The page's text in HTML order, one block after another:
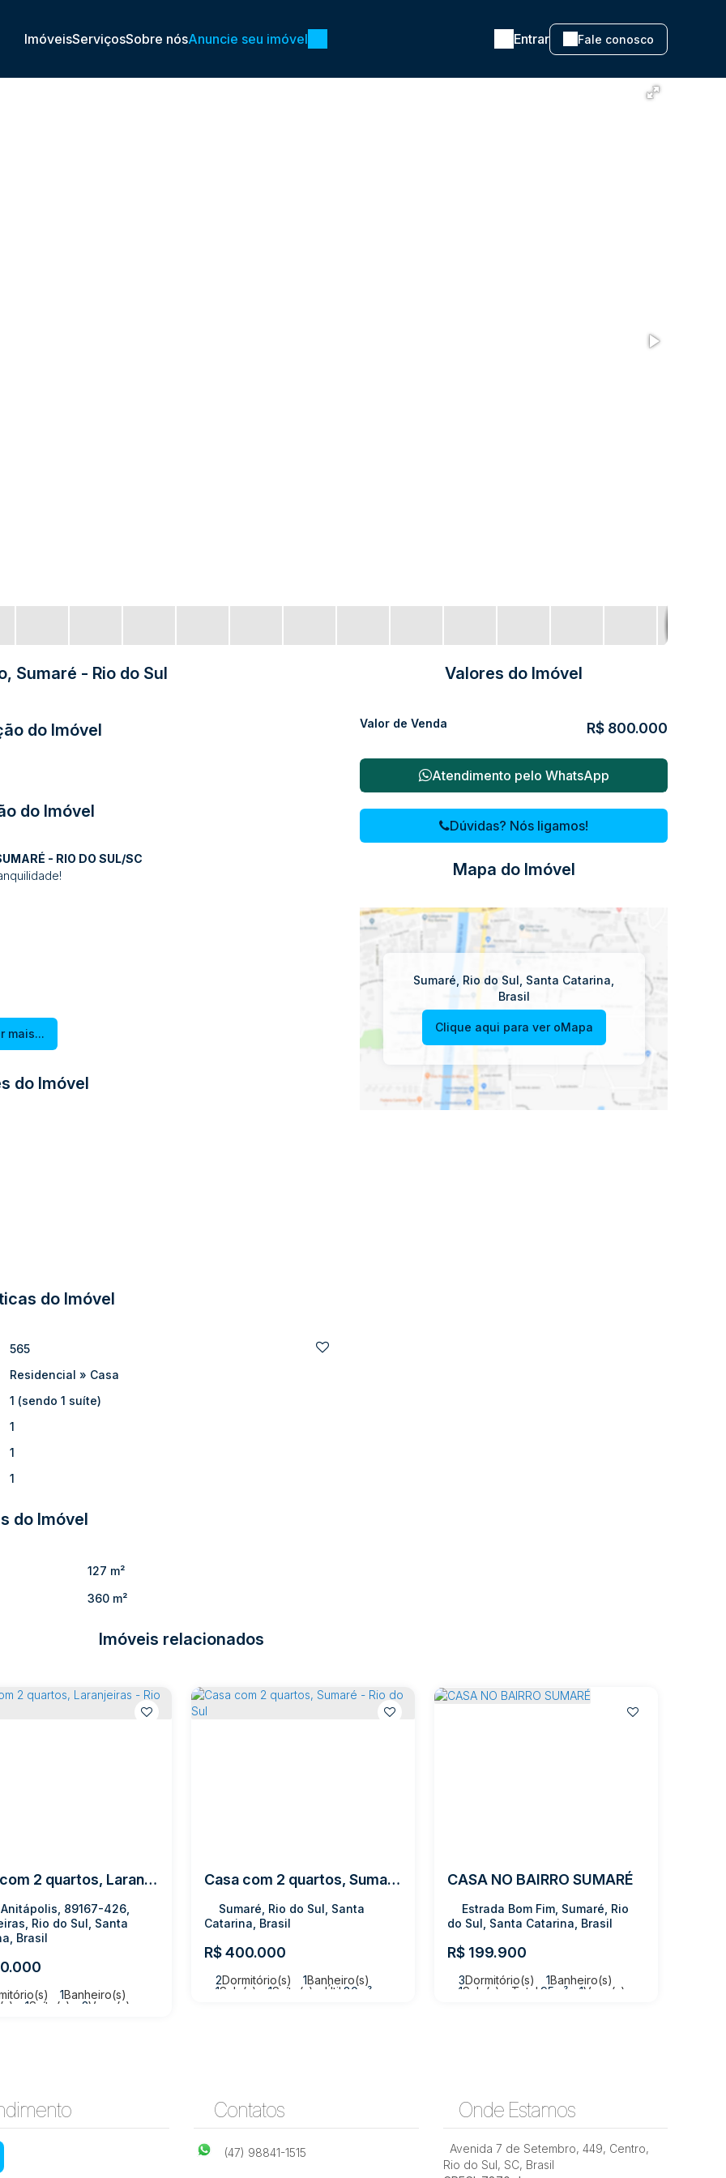
Fale conosco
Entrar
Anuncie seu imóvel
Sobre nós
Serviços
Imóveis
Sumaré - Rio do Sul
do Imóvel
do Imóvel
- RIO DO SUL/SC
eletrônico
mais...
do Imóvel
do Imóvel
565
Residencial » Casa
1 (sendo 1 suíte)
1
1
1
do Imóvel
127 m²
360 m²
Valores do Imóvel
R$ 800.000
Valor de Venda
Atendimento pelo WhatsApp
Dúvidas? Nós ligamos!
Mapa do Imóvel
Sumaré Rio do Sul Santa Catarina
Brasil
Clique aqui para ver oMapa
Imóveis relacionados
Casa com 2 quartos, Laranjeiras - Rio do Sul
Anitápolis, 89167-426,
Rio do Sul, Santa
Brasil
1Banheiro(s)
1Suíte(s) 2Vaga(s)
Casa com 2 quartos, Sumaré - Rio do Sul
R$400.000
Sumaré, Rio do Sul, Santa
Catarina, Brasil
2Dormitório(s) 1Banheiro(s)
1Sala(s) 1Suíte(s) Útil: 80m²
CASA NO BAIRRO SUMARÉ
R$ 199.900
Estrada Bom Fim, Sumaré, Rio
do Sul, Santa Catarina, Brasil
3Dormitório(s) 1Banheiro(s)
1Sala(s) Total: 95m² 1Vaga(s)
Contatos
(47) 98841-1515
Onde Estamos
Avenida 7 de Setembro, 449, Centro,
Rio do Sul, SC, Brasil